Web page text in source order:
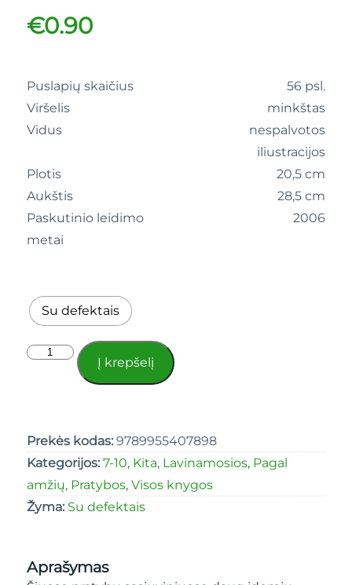
€0.90
Puslapių skaičius
56 psl.
Viršelis
minkštas
Vidus
nespalvotos
iliustracijos
Plotis
20,5 cm
Aukštis
28,5 cm
Paskutinio leidimo
metai
2006
Su defektais
Į krepšelį
Prekės kodas: 9789955407898
Kategorijos: 7-10, Kita, Lavinamosios, Pagal
amžių, Pratybos, Visos knygos
Žyma: Su defektais
Aprašymas